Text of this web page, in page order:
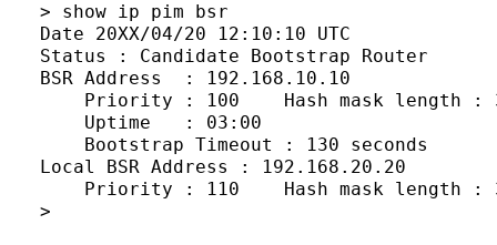
> show ip pim bsr
Date 20XX/04/20 12:10:10 UTC
Status : Candidate Bootstrap Router
BSR Address  : 192.168.10.10
Priority : 100    Hash mask length :
    Uptime   : 03:00
    Bootstrap Timeout : 130 seconds
Local BSR Address : 192.168.20.20
Priority : 110    Hash mask length :
>